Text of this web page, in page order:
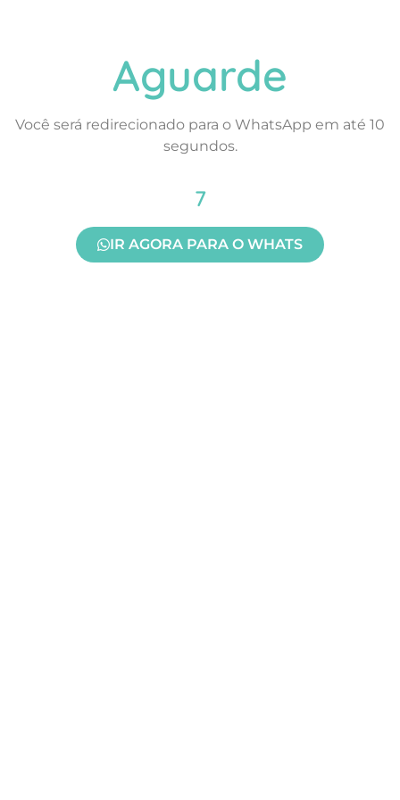
Aguarde
Você será redirecionado para o WhatsApp em até 10
segundos.
7
IR AGORA PARA O WHATS